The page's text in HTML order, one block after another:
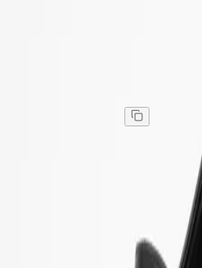
Kadın Hakiki Deri Aksesuarlı
Kadın Hakiki Deri Aksesuarlı
3.995,00 TL